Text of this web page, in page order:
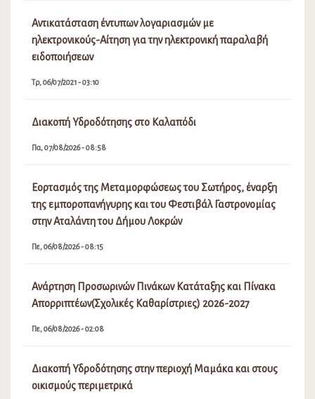
Αντικατάσταση έντυπων λογαριασμών με
ηλεκτρονικούς-Αίτηση για την ηλεκτρονική παραλαβή
ειδοποιήσεων
Τρ, 06/07/2021 - 03:10
Διακοπή Υδροδότησης στο Καλαπόδι
Πα, 07/08/2026 - 08:58
Εορτασμός της Μεταμορφώσεως του Σωτήρος, έναρξη
της εμποροπανήγυρης και του Φεστιβάλ Γαστρονομίας
στην Αταλάντη του Δήμου Λοκρών
Πε, 06/08/2026 - 08:15
Ανάρτηση Προσωρινών Πινάκων Κατάταξης και Πίνακα
Απορριπτέων(Σχολικές Καθαρίστριες) 2026-2027
Πε, 06/08/2026 - 02:08
Διακοπή Υδροδότησης στην περιοχή Μαμάκα και στους
οικισμούς περιμετρικά